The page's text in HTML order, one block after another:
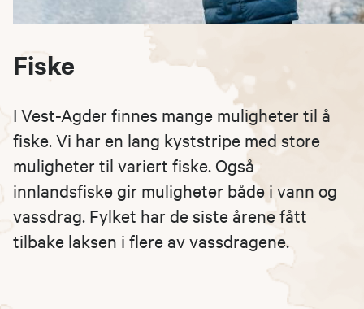
Fiske
I Vest-Agder finnes mange muligheter til å
fiske. Vi har en lang kyststripe med store
muligheter til variert fiske. Også
innlandsfiske gir muligheter både i vann og
vassdrag. Fylket har de siste årene fått
tilbake laksen i flere av vassdragene.​​